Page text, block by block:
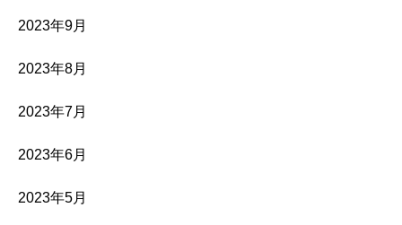
2023年9月
2023年8月
2023年7月
2023年6月
2023年5月